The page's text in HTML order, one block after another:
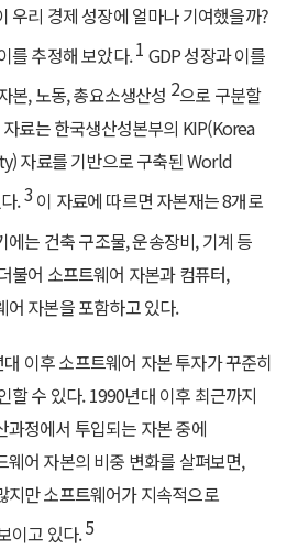
우리 경제 성장에 얼마나 기여했을까?
를 추정해 보았다.1 GDP 성장과 이를
본, 노동, 총요소생산성 2으로 구분할
료는 한국생산성본부의 KIP(Korea
자료를 기반으로 구축된 World
.3이 자료에 따르면 자본재는 8개로
에는 건축 구조물, 운송장비, 기계 등
불어 소프트웨어 자본과 컴퓨터,
자본을 포함하고 있다.
이후 소프트웨어 자본 투자가 꾸준히
할 수 있다. 1990년대 이후 최근까지
과정에서 투입되는 자본 중에
웨어 자본의 비중 변화를 살펴보면,
지만 소프트웨어가 지속적으로
이고 있다.5